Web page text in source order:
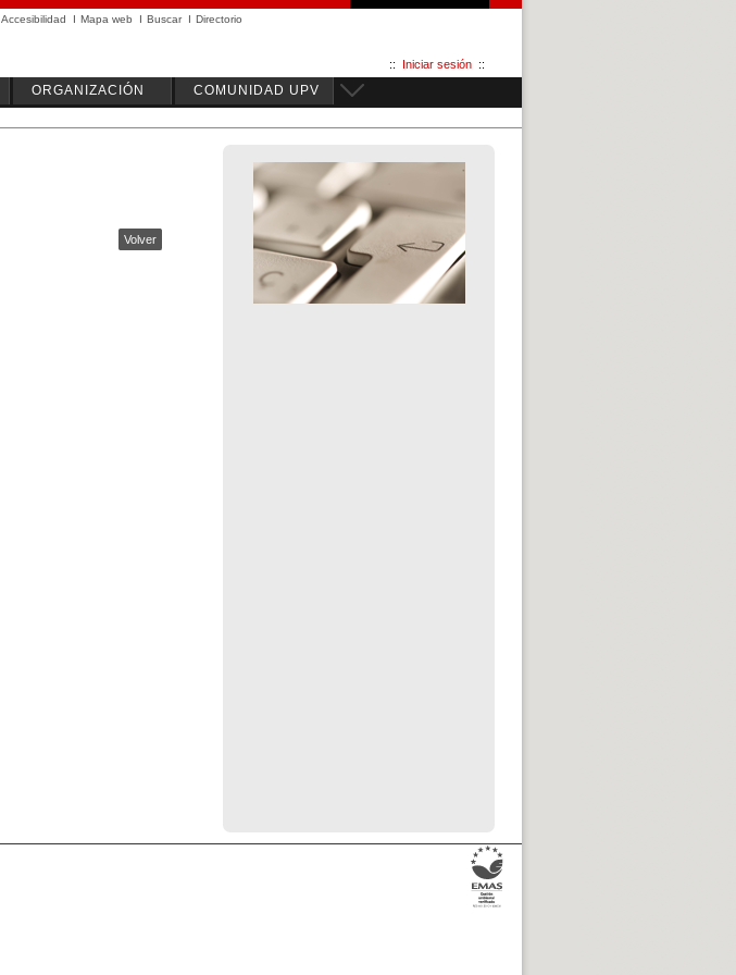
Accesibilidad I Mapa web I Buscar I Directorio
:: Iniciar sesión ::
ORGANIZACIÓN COMUNIDAD UPV
Volver